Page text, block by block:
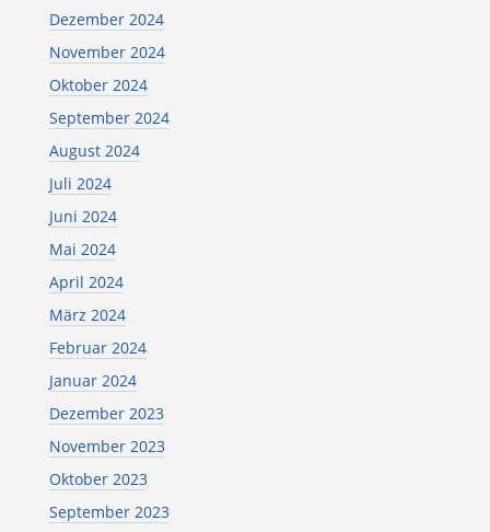
Dezember 2024
November 2024
Oktober 2024
September 2024
August 2024
Juli 2024
Juni 2024
Mai 2024
April 2024
März 2024
Februar 2024
Januar 2024
Dezember 2023
November 2023
Oktober 2023
September 2023